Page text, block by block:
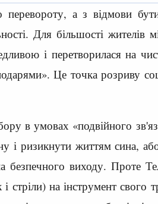
перевороту, а з відмови
Для більшості жителів
і перетворилася на
Це точка розриву
в умовах «подвійного
і ризикнути життям сина,
виходу. Проте
стріли) на інструмент